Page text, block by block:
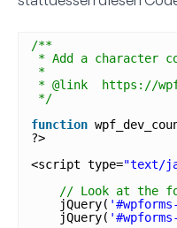
/**
* Add a character
*
* @link  https://
*/
function
?>
<script type="text/
// Look at the
jQuery(
jQuery(